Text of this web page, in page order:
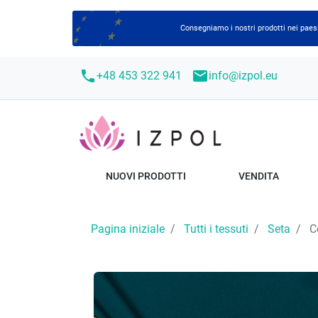
Consegniamo i nostri prodotti nei
call+48 453 322 941 mailinfo@izpol.eu
NUOVI PRODOTTI VENDITA
Pagina iniziale Tutti i tessuti Seta